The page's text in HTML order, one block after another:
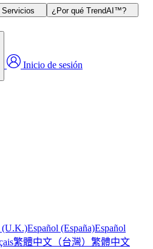
Servicios
¿Por qué TrendAI™?
Inicio de sesión
(U.K.)Español (España)Español
繁體中文（台灣） 繁體中文